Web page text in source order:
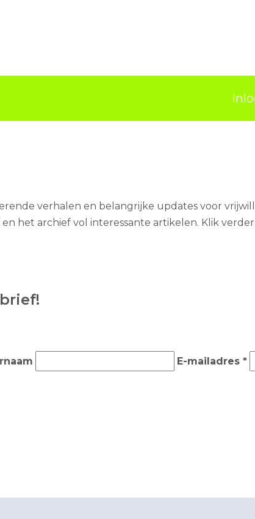
verhalen en belangrijke updates voor
het archief vol interessante artikelen. Klik
E-mailadres *